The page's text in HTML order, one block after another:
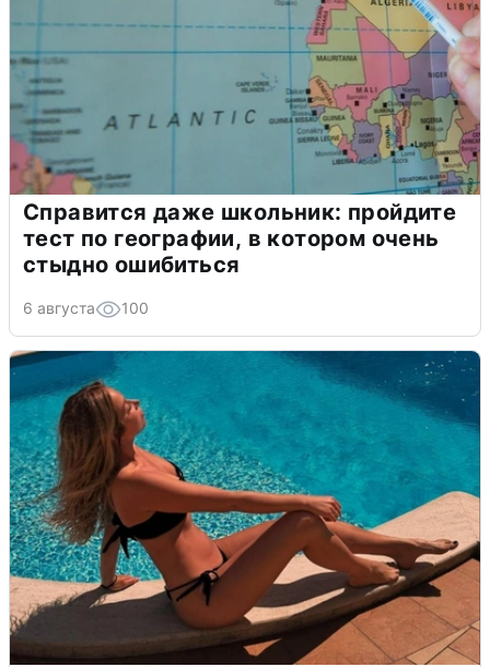
Справится даже школьник: пройдите
тест по географии, в котором очень
стыдно ошибиться
6 августа 100